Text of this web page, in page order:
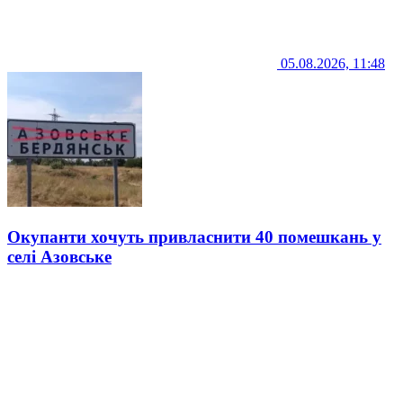
05.08.2026, 11:48
Окупанти хочуть привласнити 40 помешкань у
селі Азовське